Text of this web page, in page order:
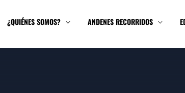
¿QUIÉNES SOMOS? ANDENES RECORRIDOS